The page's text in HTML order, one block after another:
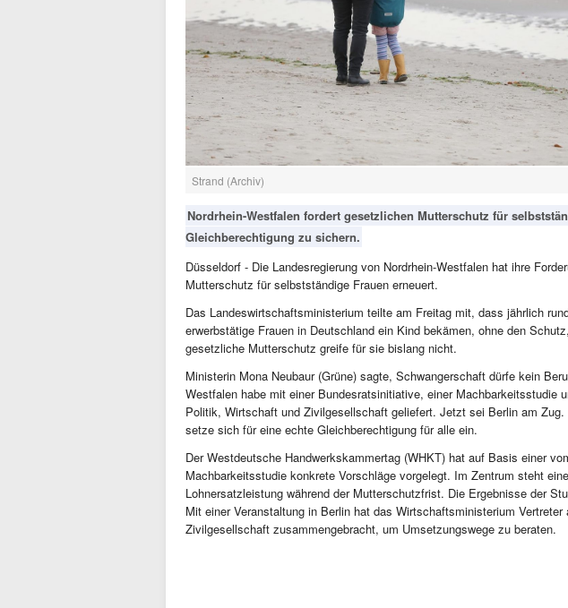
Strand (Archiv)
Nordrhein-Westfalen fordert gesetzlichen Mutterschutz für
Gleichberechtigung zu sichern.
Düsseldorf - Die Landesregierung von Nordrhein-Westfalen hat ihre
Mutterschutz für selbstständige Frauen erneuert.
Das Landeswirtschaftsministerium teilte am Freitag mit, dass jährlich
erwerbstätige Frauen in Deutschland ein Kind bekämen, ohne den
gesetzliche Mutterschutz greife für sie bislang nicht.
Ministerin Mona Neubaur (Grüne) sagte, Schwangerschaft dürfe kein
Westfalen habe mit einer Bundesratsinitiative, einer Machbarkeitsstudie
Politik, Wirtschaft und Zivilgesellschaft geliefert. Jetzt sei Berlin am
setze sich für eine echte Gleichberechtigung für alle ein.
Der Westdeutsche Handwerkskammertag (WHKT) hat auf Basis einer
Machbarkeitsstudie konkrete Vorschläge vorgelegt. Im Zentrum steht
Lohnersatzleistung während der Mutterschutzfrist. Die Ergebnisse der
Mit einer Veranstaltung in Berlin hat das Wirtschaftsministerium
Zivilgesellschaft zusammengebracht, um Umsetzungswege zu beraten.